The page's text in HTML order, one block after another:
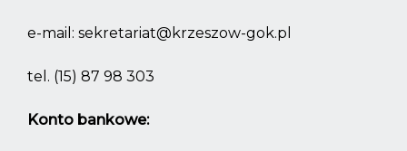
e-mail: sekretariat@krzeszow-gok.pl
tel. (15) 87 98 303
Konto bankowe: